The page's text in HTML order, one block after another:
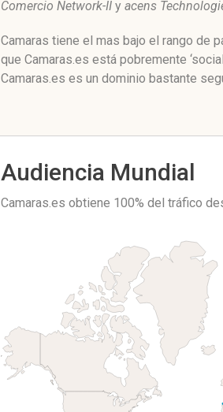
Comercio Network-II y acens
Camaras tiene el mas bajo el rango de
que Camaras.es está pobremente
Camaras.es es un dominio bastante
Audiencia Mundial
Camaras.es obtiene 100% del tráfico